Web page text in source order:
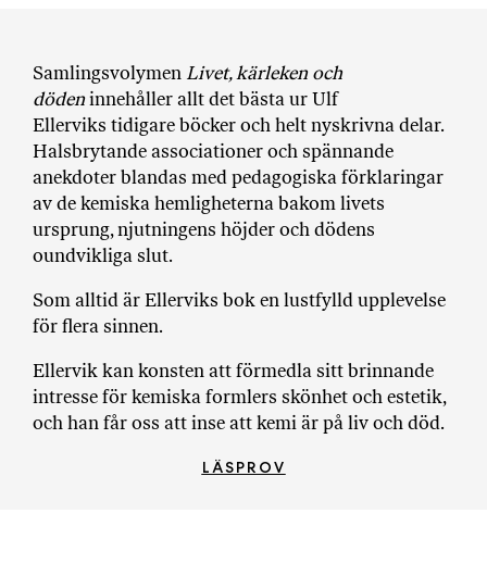
s
F
r
i
T
a
n
Samlingsvolymen Livet, kärleken och
dödeninnehåller allt det bästa ur Ulf
Ellerviks tidigare böcker och helt nyskrivna delar.
Halsbrytande associationer och spännande
anekdoter blandas med pedagogiska förklaringar
av de kemiska hemligheterna bakom livets
ursprung, njutningens höjder och dödens
oundvikliga slut.
Som alltid är Ellerviks bok en lustfylld upplevelse
för flera sinnen.
Ellervik kan konsten att förmedla sitt brinnande
intresse för kemiska formlers skönhet och estetik,
och han får oss att inse att kemi är på liv och död.
LÄSPROV